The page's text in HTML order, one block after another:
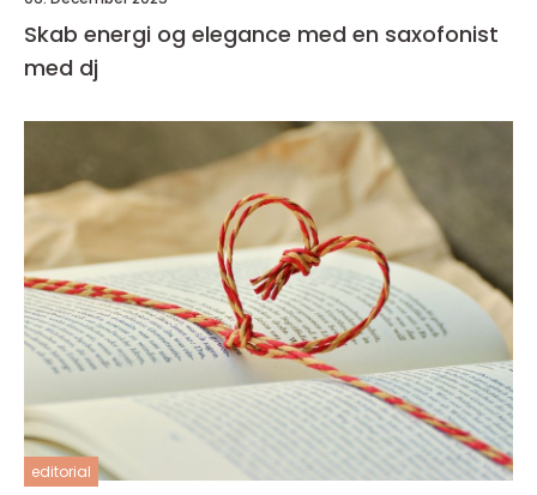
Skab energi og elegance med en saxofonist
med dj
editorial